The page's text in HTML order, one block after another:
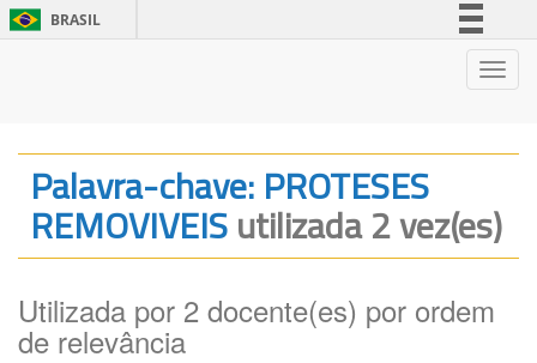
BRASIL
Legislação
Canais
Palavra-chave: PROTESES
REMOVIVEISutilizada 2 vez(es)
Utilizada por 2 docente(es) por ordem
de relevância